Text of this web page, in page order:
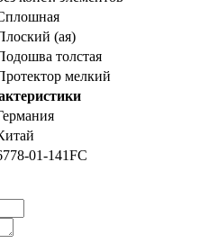
(ая)
толстая
мелкий
01-141FC